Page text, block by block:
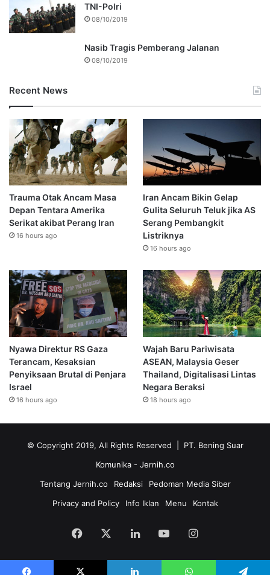
TNI-Polri
08/10/2019
Nasib Tragis Pemberang Jalanan
08/10/2019
Recent News
Trauma Otak Ancam Masa
Depan Tentara Amerika
Serikat akibat Perang Iran
16 hours ago
Iran Ancam Bikin Gelap
Gulita Seluruh Teluk jika AS
Serang Pembangkit
Listriknya
16 hours ago
Nyawa Direktur RS Gaza
Terancam, Kesaksian
Penyiksaan Brutal di Penjara
Israel
16 hours ago
Wajah Baru Pariwisata
ASEAN, Malaysia Geser
Thailand, Digitalisasi Lintas
Negara Beraksi
18 hours ago
© Copyright 2019, All Rights Reserved | PT. Bening Suar
Komunika - Jernih.co
Tentang Jernih.co
Redaksi
Pedoman Media Siber
Privacy and Policy
Info Iklan Menu Kontak
Facebook LinkedInYouTubeInstagram